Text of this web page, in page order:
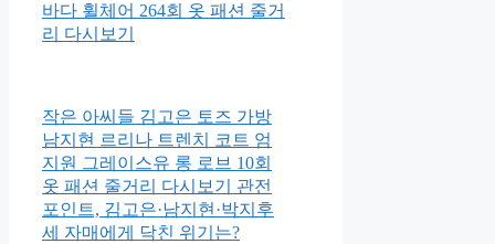
바다 휠체어 264회 옷 패션 줄거
리 다시보기
작은 아씨들 김고은 토즈 가방
남지현 르리나 트렌치 코트 엄
지원 그레이스유 롱 로브 10회
옷 패션 줄거리 다시보기 관전
포인트, 김고은·남지현·박지후
세 자매에게 닥친 위기는?